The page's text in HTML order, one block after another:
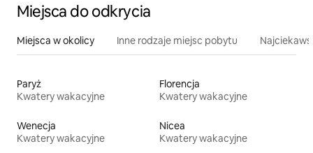
Miejsca do odkrycia
Miejsca w okolicy Inne rodzaje miejsc pobytu
Paryż
Kwatery wakacyjne
Florencja
Kwatery wakacyjne
Wenecja
Kwatery wakacyjne
Nicea
Kwatery wakacyjne